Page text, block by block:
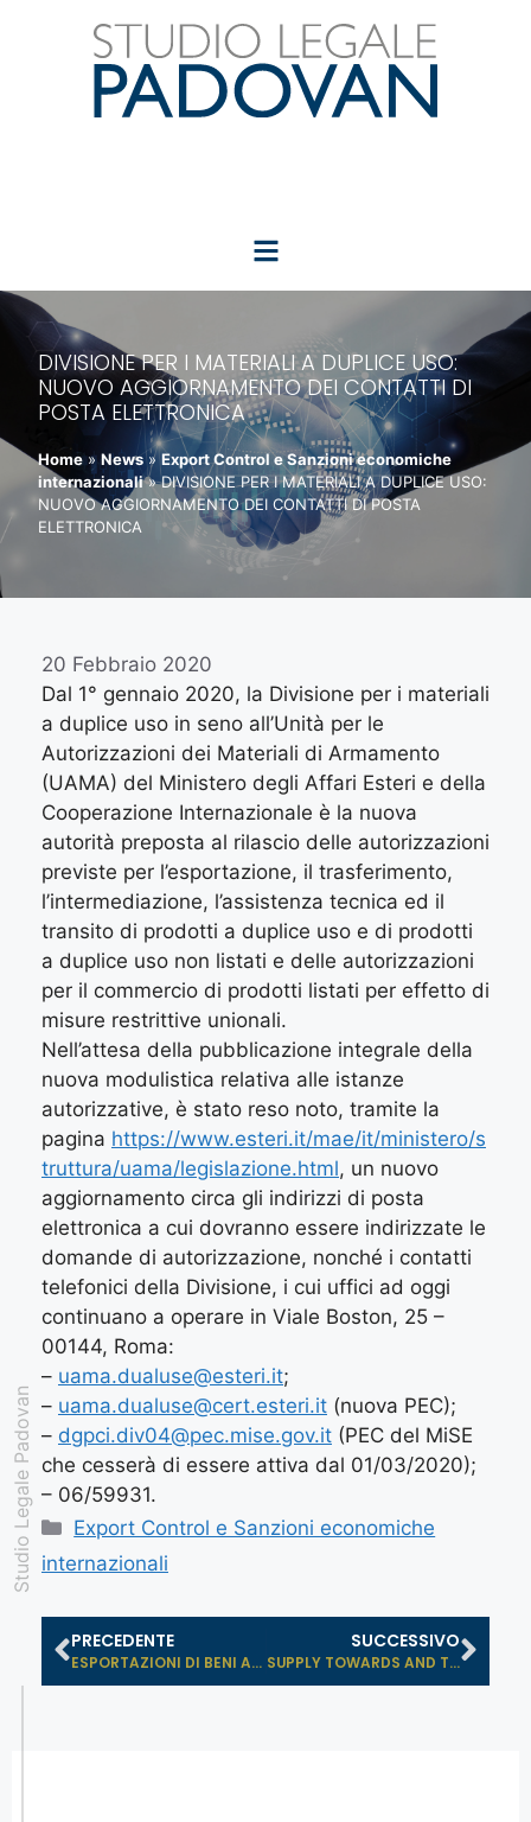
DIVISIONE PER I MATERIALI A DUPLICE USO:
NUOVO AGGIORNAMENTO DEI CONTATTI DI
POSTA ELETTRONICA
Home » News » Export Control e Sanzioni economiche
internazionali » DIVISIONE PER I MATERIALI A DUPLICE USO:
NUOVO AGGIORNAMENTO DEI CONTATTI DI POSTA
ELETTRONICA
Studio Legale Padovan
20 Febbraio 2020
Dal 1° gennaio 2020, la Divisione per i materiali
a duplice uso in seno all’Unità per le
Autorizzazioni dei Materiali di Armamento
(UAMA) del Ministero degli Affari Esteri e della
Cooperazione Internazionale è la nuova
autorità preposta al rilascio delle autorizzazioni
previste per l’esportazione, il trasferimento,
l’intermediazione, l’assistenza tecnica ed il
transito di prodotti a duplice uso e di prodotti
a duplice uso non listati e delle autorizzazioni
per il commercio di prodotti listati per effetto di
misure restrittive unionali.
Nell’attesa della pubblicazione integrale della
nuova modulistica relativa alle istanze
autorizzative, è stato reso noto, tramite la
pagina https://www.esteri.it/mae/it/ministero/s
truttura/uama/legislazione.html, un nuovo
aggiornamento circa gli indirizzi di posta
elettronica a cui dovranno essere indirizzate le
domande di autorizzazione, nonché i contatti
telefonici della Divisione, i cui uffici ad oggi
continuano a operare in Viale Boston, 25 –
00144, Roma:
– uama.dualuse@esteri.it;
– uama.dualuse@cert.esteri.it (nuova PEC);
– dgpci.div04@pec.mise.gov.it (PEC del MiSE
che cesserà di essere attiva dal 01/03/2020);
– 06/59931.
Export Control e Sanzioni economiche
internazionali
PRECEDENTE
ESPORTAZIONI DI BENI AGRICOLI, CIBO...
SUCCESSIVO
SUPPLY TOWARDS AND THROUGH CHINA: D...